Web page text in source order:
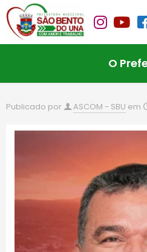
O
Publicado por ASCOM - SBU em